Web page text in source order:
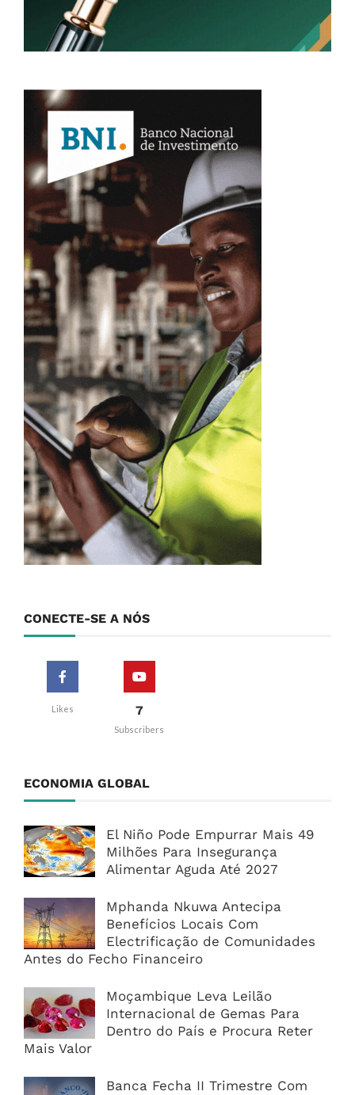
CONECTE-SE A NÓS
Likes 7
Subscribers
ECONOMIA GLOBAL
El Niño Pode Empurrar Mais 49
Milhões Para Insegurança
Alimentar Aguda Até 2027
Mphanda Nkuwa Antecipa
Benefícios Locais Com
Electrificação de Comunidades
Antes do Fecho Financeiro
Moçambique Leva Leilão
Internacional de Gemas Para
Dentro do País e Procura Reter
Mais Valor
Banca Fecha II Trimestre Com